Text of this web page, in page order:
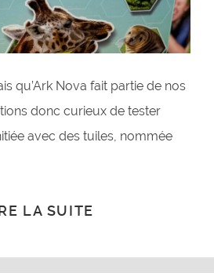
qu’Ark Nova fait partie de nos
donc curieux de tester
avec des tuiles, nommée
LA SUITE